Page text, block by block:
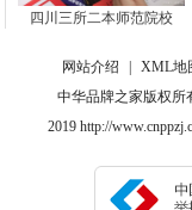
四川三所二本师范院校
网站介绍 XML地
中华品牌之家版权所
2019 http://